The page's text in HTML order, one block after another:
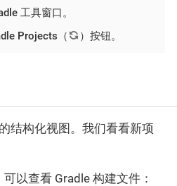
工具窗口。
Projects （ ）按钮。
结构化视图。我们看看新项
以查看 Gradle 构建文件：